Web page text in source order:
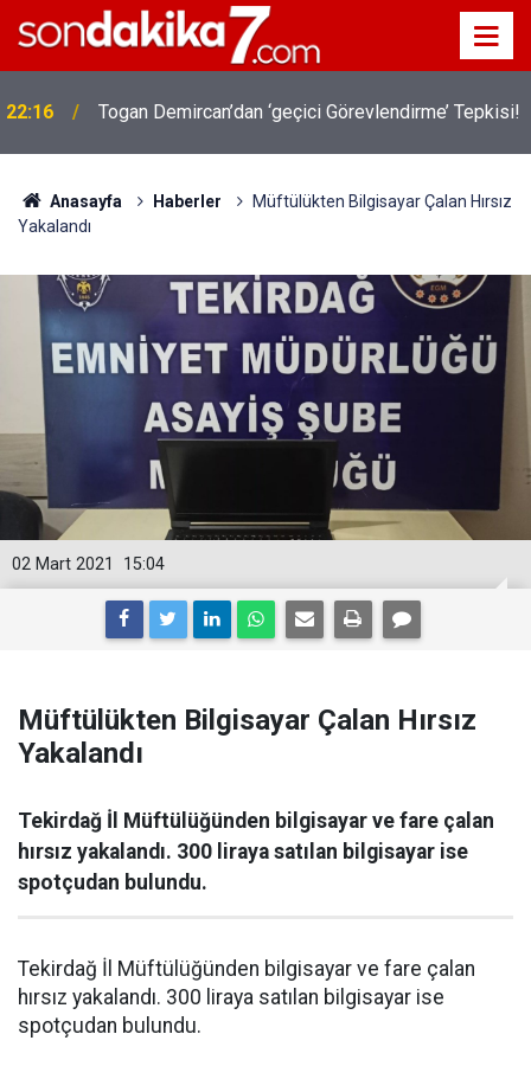
22:16 Togan Demircan’dan ‘geçici Görevlendirme’ Tepkisi!
Anasayfa Haberler
Müftülükten Bilgisayar Çalan Hırsız
Yakalandı
15:04
02 Mart 2021
Müftülükten Bilgisayar Çalan Hırsız
Yakalandı
Tekirdağ İl Müftülüğünden bilgisayar ve fare çalan
hırsız yakalandı. 300 liraya satılan bilgisayar ise
spotçudan bulundu.
Tekirdağ İl Müftülüğünden bilgisayar ve fare çalan
hırsız yakalandı. 300 liraya satılan bilgisayar ise
spotçudan bulundu.